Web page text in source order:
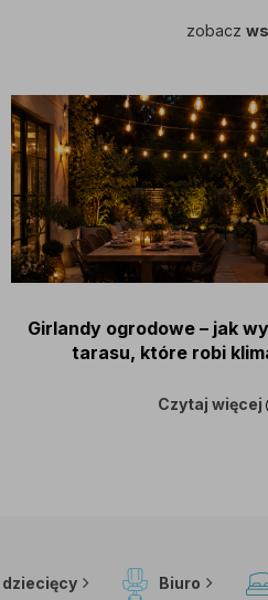
zobacz
Girlandy ogrodowe – jak
tarasu, które robi
Czytaj więcej
dziecięcy Biuro